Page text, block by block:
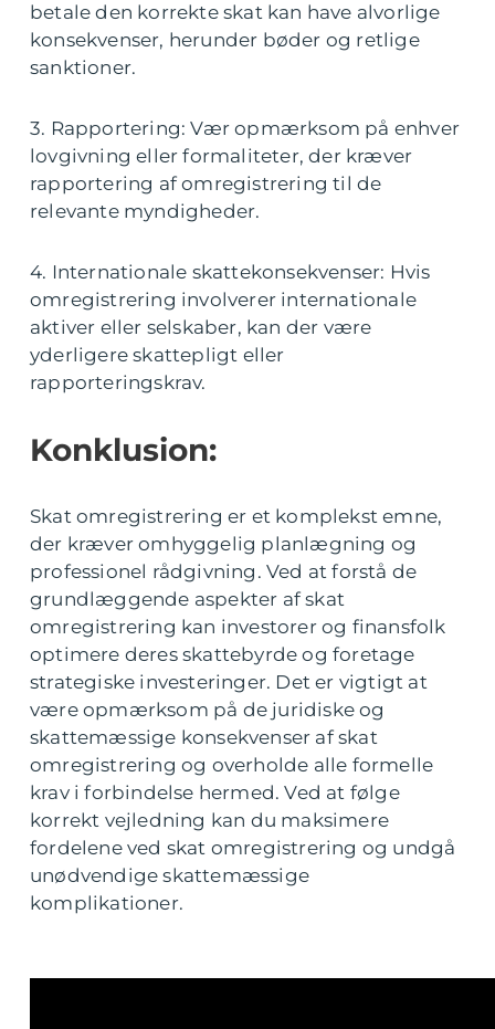
betale den korrekte skat kan have alvorlige
konsekvenser, herunder bøder og retlige
sanktioner.
3. Rapportering: Vær opmærksom på enhver
lovgivning eller formaliteter, der kræver
rapportering af omregistrering til de
relevante myndigheder.
4. Internationale skattekonsekvenser: Hvis
omregistrering involverer internationale
aktiver eller selskaber, kan der være
yderligere skattepligt eller
rapporteringskrav.
Konklusion:
Skat omregistrering er et komplekst emne,
der kræver omhyggelig planlægning og
professionel rådgivning. Ved at forstå de
grundlæggende aspekter af skat
omregistrering kan investorer og finansfolk
optimere deres skattebyrde og foretage
strategiske investeringer. Det er vigtigt at
være opmærksom på de juridiske og
skattemæssige konsekvenser af skat
omregistrering og overholde alle formelle
krav i forbindelse hermed. Ved at følge
korrekt vejledning kan du maksimere
fordelene ved skat omregistrering og undgå
unødvendige skattemæssige
komplikationer.